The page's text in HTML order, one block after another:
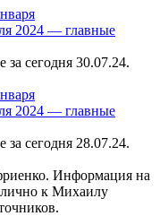
2024 — главные
сегодня 30.07.24.
2024 — главные
сегодня 28.07.24.
Информация на
лично к Михаилу